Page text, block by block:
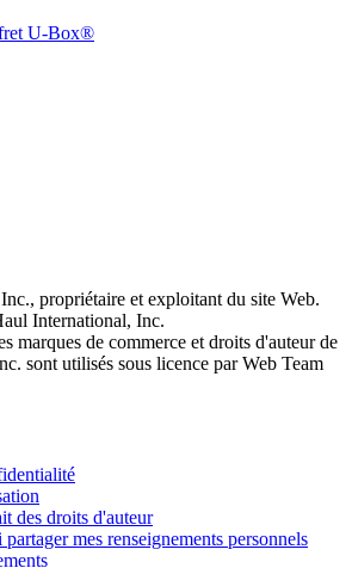
U-Box®
propriétaire et exploitant du site Web.
International, Inc.
marques de commerce et droits d'auteur de
sont utilisés sous licence par Web Team
des droits d'auteur
mes renseignements personnels